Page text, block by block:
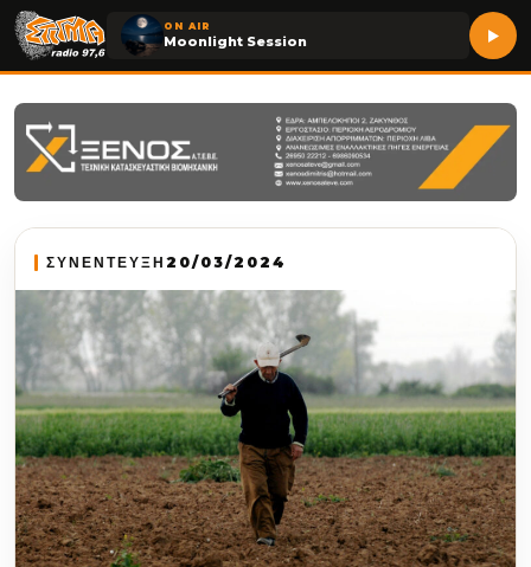
ON AIR
Moonlight Session
ΣΥΝΕΝΤΕΥΞΗ 20/03/2024